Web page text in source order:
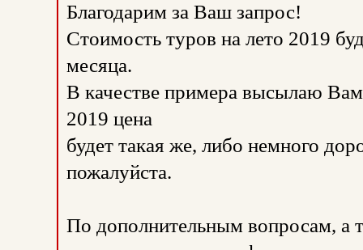
Благодарим за Ваш запрос!
Стоимость туров на лето 2019
месяца.
В качестве примера высылаю
2019 цена
будет такая же, либо немного
пожалуйста.
По дополнительным вопросам, а